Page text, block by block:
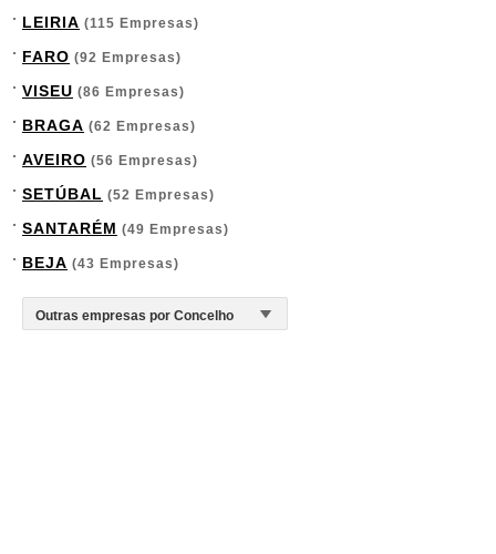
LEIRIA (115 Empresas)
FARO (92 Empresas)
VISEU (86 Empresas)
BRAGA (62 Empresas)
AVEIRO (56 Empresas)
SETÚBAL (52 Empresas)
SANTARÉM (49 Empresas)
BEJA (43 Empresas)